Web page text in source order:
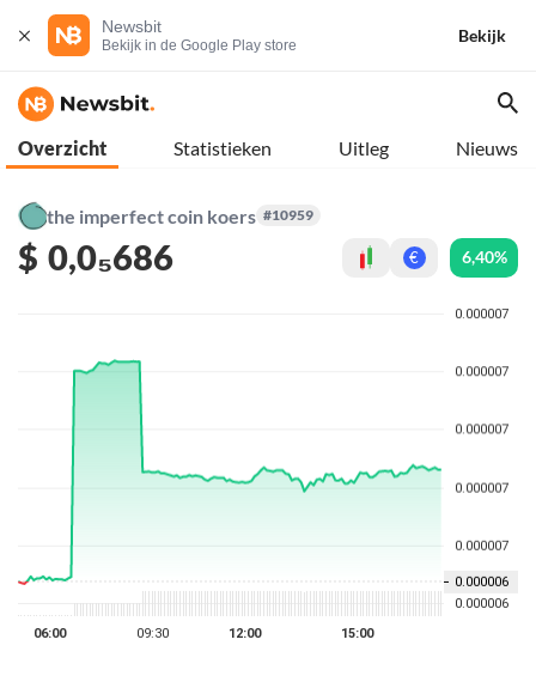
Newsbit
Bekijk in de Google Play store
Bekijk
Overzicht Statistieken Uitleg Nieuws
the imperfect coin koers #10959
$ 0,0₅686 € 6,40%